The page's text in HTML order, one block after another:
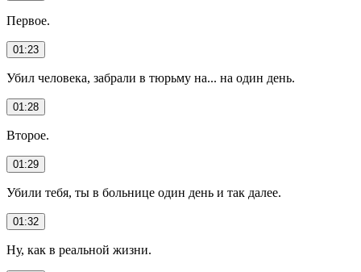
Первое.
01:23
Убил человека, забрали в тюрьму на... на один день.
01:28
Второе.
01:29
Убили тебя, ты в больнице один день и так далее.
01:32
Ну, как в реальной жизни.